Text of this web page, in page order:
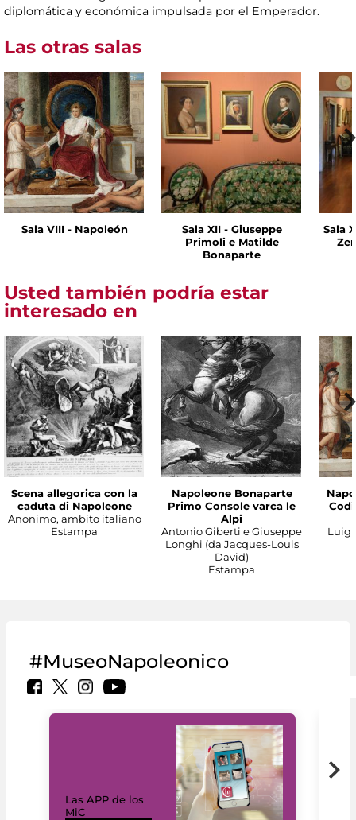
diplomática y económica impulsada por el Emperador.
Las otras salas
Sala VIII - Napoleón
Sala XII - Giuseppe
Primoli e Matilde
Bonaparte
Sala
Usted también podría estar
interesado en
Scena allegorica con la
caduta di Napoleone
Anonimo, ambito italiano
Estampa
Napoleone Bonaparte
Primo Console varca le
Alpi
Antonio Giberti e Giuseppe
Longhi (da Jacques-Louis
David)
Estampa
Luigi
#MuseoNapoleonico
Las APP de los
MiC